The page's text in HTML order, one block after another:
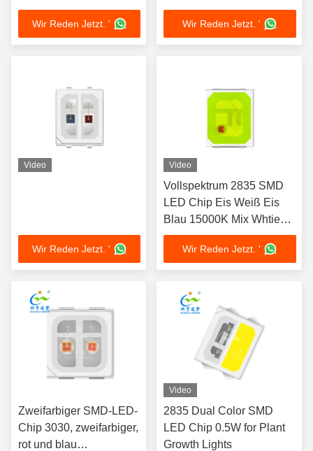
5050 2700k 6500K High
Light Efficiency LED
Chips für
Wir Reden Jetzt. '
1W Leistung und 3 Jahre
Garantie für Auto
Atmosphäre Dekoration
Wir Reden Jetzt. '
Video
Wir Reden Jetzt. '
Video
Vollspektrum 2835 SMD
LED Chip Eis Weiß Eis
Blau 15000K Mix Whtie
Farb Anpassung verfügbar
1W Für
Aquarienbeleuchtung
tropische Fische
Wir Reden Jetzt. '
Zweifarbiger SMD-LED-
Chip 3030, zweifarbiger,
rot und blau
Video
2835 Dual Color SMD
LED Chip 0.5W for Plant
Growth Lights